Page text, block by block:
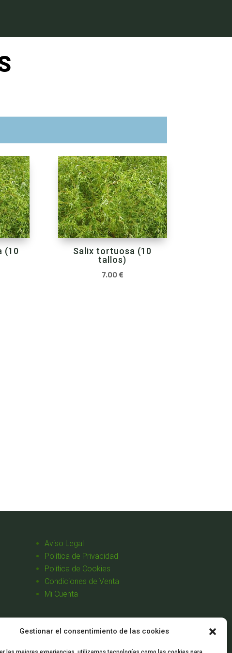
Gestionar el consentimiento de las cookies
(10
Salix tortuosa (10
tallos)
7.00€
Aviso Legal
Política de Privacidad
Política de Cookies
Condiciones de Venta
Mi Cuenta